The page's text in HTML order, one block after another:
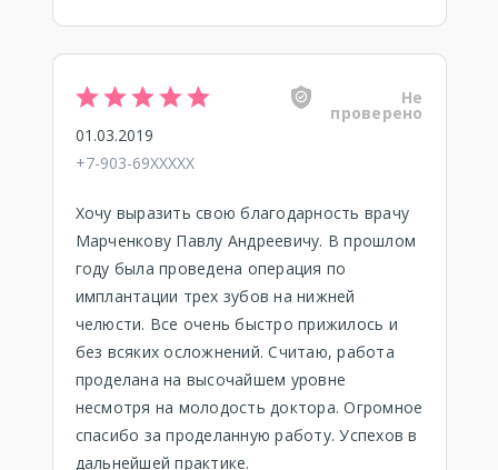
Не
проверено
01.03.2019
+7-903-69XXXXX
Хочу выразить свою благодарность врачу
Марченкову Павлу Андреевичу. В прошлом
году была проведена операция по
имплантации трех зубов на нижней
челюсти. Все очень быстро прижилось и
без всяких осложнений. Считаю, работа
проделана на высочайшем уровне
несмотря на молодость доктора. Огромное
спасибо за проделанную работу. Успехов в
дальнейшей практике.